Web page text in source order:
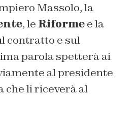
Massolo, la
, le Riformee la
contratto e sul
parola spetterà ai
al presidente
che li riceverà al